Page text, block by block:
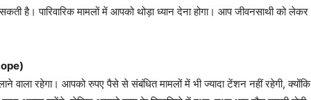
है। पारिवारिक मामलों में आपको थोड़ा ध्यान देना होगा। आप जीवनसाथी को लेकर
रहेगा। आपको रुपए पैसे से संबंधित मामलों में भी ज्यादा टेंशन नहीं रहेगी, क्योंकि